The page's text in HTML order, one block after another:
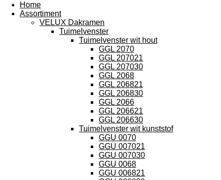
Home
Assortiment
VELUX Dakramen
Tuimelvenster
Tuimelvenster wit hout
GGL 2070
GGL 207021
GGL 207030
GGL 2068
GGL 206821
GGL 206830
GGL 2066
GGL 206621
GGL 206630
Tuimelvenster wit kunststof
GGU 0070
GGU 007021
GGU 007030
GGU 0068
GGU 006821